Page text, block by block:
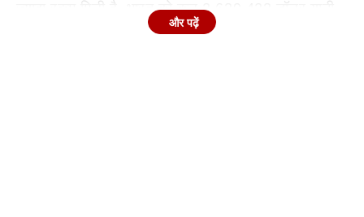
ज्यादा रकम मिली है. भारत को कुल 2,639,423 डॉलर यानी
करीब 24.25 करोड़ रुपये की प्राइज मनी दी गई है. वहीं
और पढ़ें